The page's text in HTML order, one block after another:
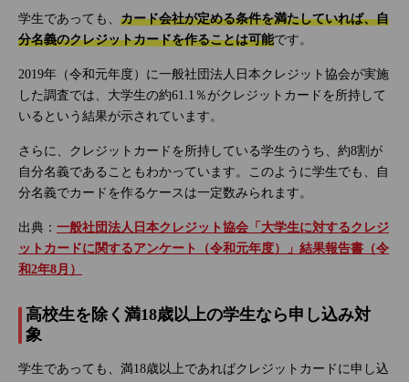
学生であっても、 カード会社が定める条件を満たしていれば、自
分名義のクレジットカードを作ることは可能です。
2019年（令和元年度）に一般社団法人日本クレジット協会が実施
した調査では、大学生の約61.1％がクレジットカードを所持して
いるという結果が示されています。
さらに、クレジットカードを所持している学生のうち、約8割が
自分名義であることもわかっています。このように学生でも、自
分名義でカードを作るケースは一定数みられます。
出典： 一般社団法人日本クレジット協会「大学生に対するクレジ
ットカードに関するアンケート（令和元年度）」結果報告書（令
和2年8月）
高校生を除く満18歳以上の学生なら申し込み対
象
学生であっても、満18歳以上であればクレジットカードに申し込